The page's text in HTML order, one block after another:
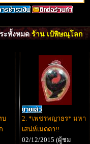
ะทั้งหมดร้าน เป้พิษณุโลก
บ
2. *เพชรพญาธร* มหา
เสน่ห์เมตตา!!
02/12/2015 (ผู้ชม